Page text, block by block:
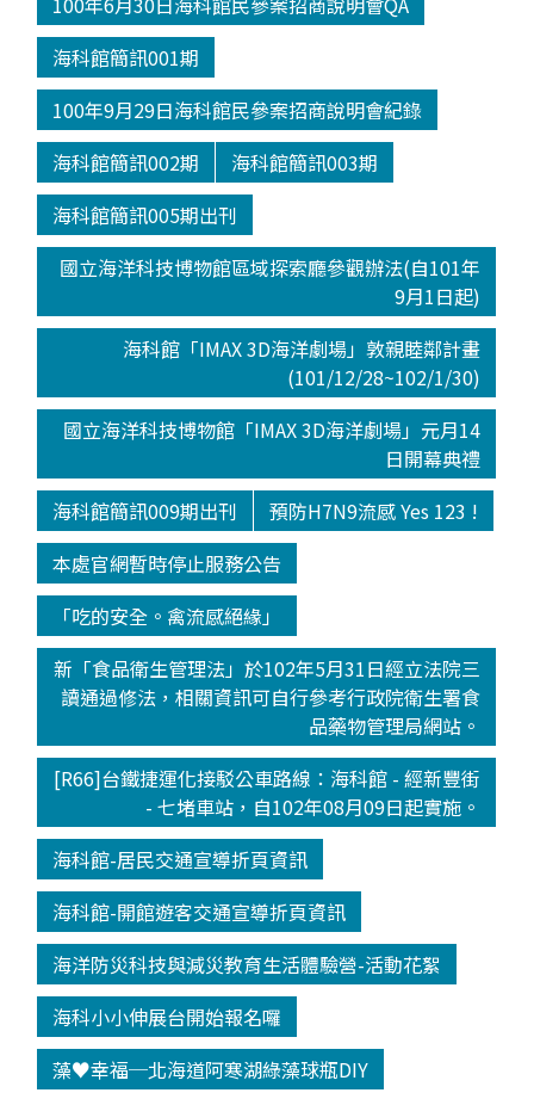
海科館簡訊001期
100年9月29日海科館民參案招商說明會紀錄
海科館簡訊002期
海科館簡訊003期
海科館簡訊005期出刊
國立海洋科技博物館區域探索廳參觀辦法(自101年
9月1日起)
海科館「IMAX 3D海洋劇場」敦親睦鄰計畫
(101/12/28~102/1/30)
國立海洋科技博物館「IMAX 3D海洋劇場」元月14
日開幕典禮
海科館簡訊009期出刊
預防H7N9流感 Yes 123 !
本處官網暫時停止服務公告
「吃的安全。禽流感絕緣」
新「食品衛生管理法」於102年5月31日經立法院三
讀通過修法，相關資訊可自行參考行政院衛生署食
品藥物管理局網站。
[R66]台鐵捷運化接駁公車路線：海科館 - 經新豐街
- 七堵車站，自102年08月09日起實施。
海科館-居民交通宣導折頁資訊
海科館-開館遊客交通宣導折頁資訊
海洋防災科技與減災教育生活體驗營-活動花絮
海科小小伸展台開始報名囉
藻♥幸福─北海道阿寒湖綠藻球瓶DIY